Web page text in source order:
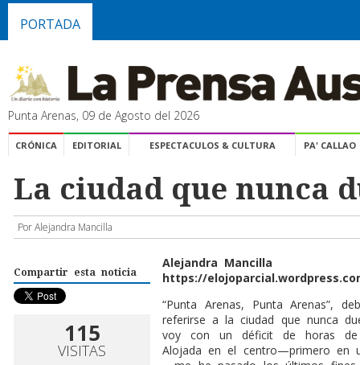
PORTADA
Punta Arenas, 09 de Agosto del 2026
CRÓNICA EDITORIAL ESPECTACULOS & CULTURA PA' CALLAO
La ciudad que nunca
Por Alejandra Mancilla
Compartir esta noticia
115
VISITAS
Alejandra Mancilla
https://
“Punta Arenas, Punta Arenas”,
referirse a la ciudad que nunca
voy con un déficit de horas
Alojada en el centro—primero en